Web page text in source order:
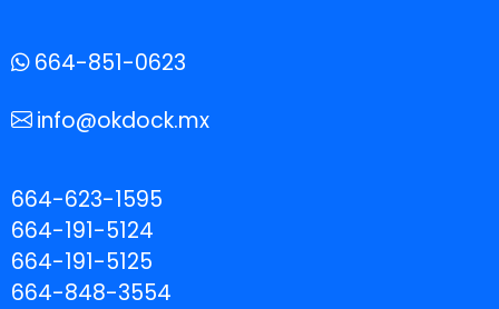
664-851-0623
info@okdock.mx
664-623-1595
664-191-5124
664-191-5125
664-848-3554